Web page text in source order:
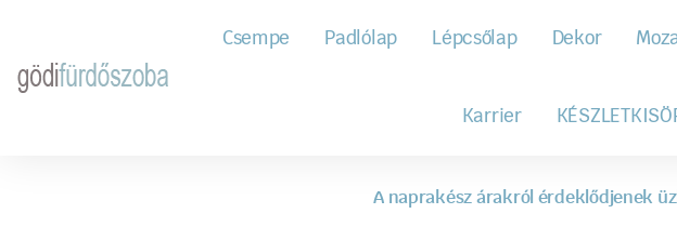
Csempe Padlólap Lépcsőlap Dekor
Karrier
A naprakész árakról érdeklődjenek